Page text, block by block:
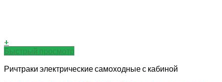
+
Быстрый просмотр
Ричтраки электрические самоходные с кабиной